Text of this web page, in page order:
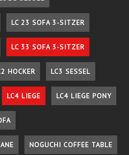
LC 23 SOFA 3-SITZER
LC 33 SOFA 3-SITZER
HOCKER LC3 SESSEL
LC4 LIEGE LC4 LIEGE PONY
NOGUCHI COFFEE TABLE